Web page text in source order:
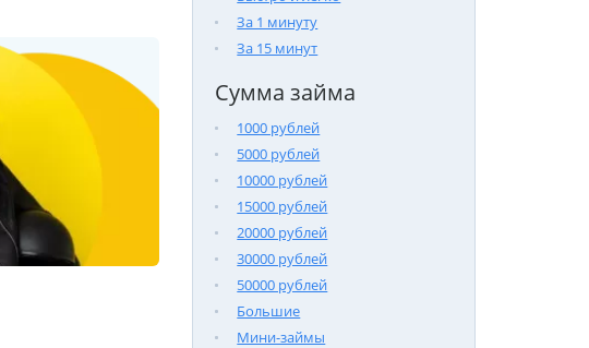
За 1 минуту
За 15 минут
Сумма займа
1000 рублей
5000 рублей
10000 рублей
15000 рублей
20000 рублей
30000 рублей
50000 рублей
Большие
Мини-займы